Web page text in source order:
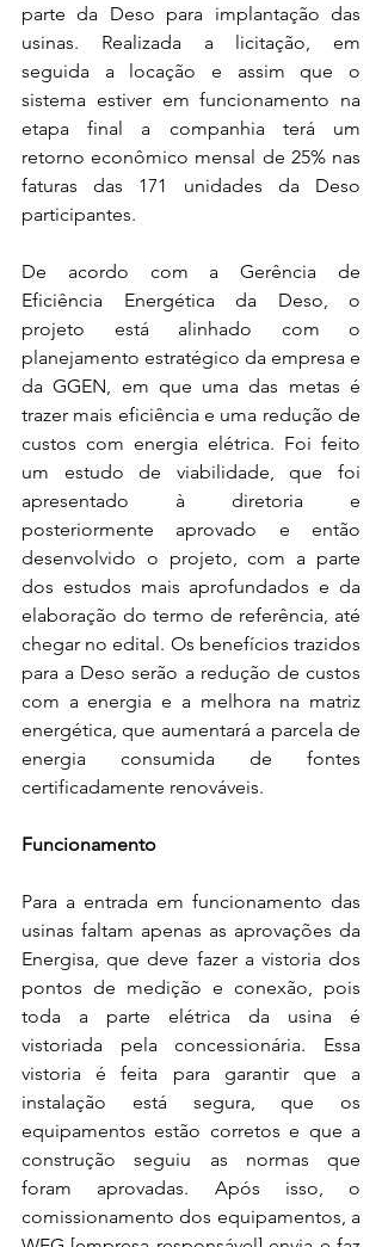
parte da Deso para implantação das
usinas. Realizada a licitação, em
seguida a locação e assim que o
sistema estiver em funcionamento na
etapa final a companhia terá um
retorno econômico mensal de 25% nas
faturas das 171 unidades da Deso
participantes.
De acordo com a Gerência de
Eficiência Energética da Deso, o
projeto está alinhado com o
planejamento estratégico da empresa e
da GGEN, em que uma das metas é
trazer mais eficiência e uma redução de
custos com energia elétrica. Foi feito
um estudo de viabilidade, que foi
apresentado à diretoria e
posteriormente aprovado e então
desenvolvido o projeto, com a parte
dos estudos mais aprofundados e da
elaboração do termo de referência, até
chegar no edital. Os benefícios trazidos
para a Deso serão a redução de custos
com a energia e a melhora na matriz
energética, que aumentará a parcela de
energia consumida de fontes
certificadamente renováveis.
Funcionamento
Para a entrada em funcionamento das
usinas faltam apenas as aprovações da
Energisa, que deve fazer a vistoria dos
pontos de medição e conexão, pois
toda a parte elétrica da usina é
vistoriada pela concessionária. Essa
vistoria é feita para garantir que a
instalação está segura, que os
equipamentos estão corretos e que a
construção seguiu as normas que
foram aprovadas. Após isso, o
comissionamento dos equipamentos, a